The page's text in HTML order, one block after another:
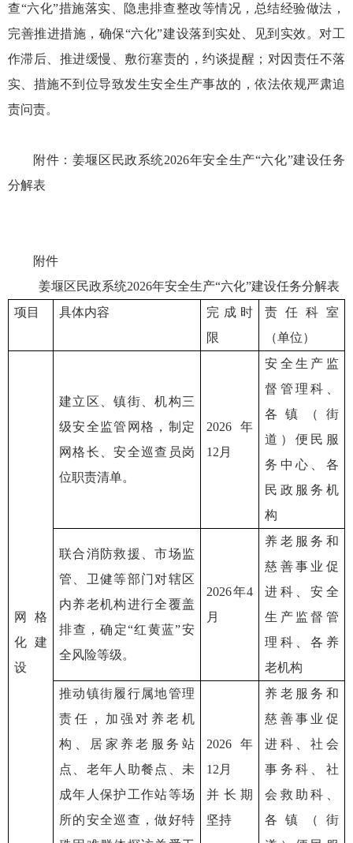
查“六化”措施落实、隐患排查整改等情况，总结经验做法，
完善推进措施，确保“六化”建设落到实处、见到实效。对工
作滞后、推进缓慢、敷衍塞责的，约谈提醒；对因责任不落
实、措施不到位导致发生安全生产事故的，依法依规严肃追
责问责。
附件：姜堰区民政系统2026年安全生产“六化”建设任务
分解表
附件
姜堰区民政系统2026年安全生产“六化”建设任务分解表
项目
具体内容
完成时
限
责任科室
（单位）
网格
化建
设
建立区、镇街、机构三
级安全监管网格，制定
网格长、安全巡查员岗
位职责清单。
2026年
12月
安全生产监
督管理科、
各镇（街
道）便民服
务中心、各
民政服务机
构
联合消防救援、市场监
管、卫健等部门对辖区
内养老机构进行全覆盖
排查，确定“红黄蓝”安
全风险等级。
2026年4
月
养老服务和
慈善事业促
进科、安全
生产监督管
理科、各养
老机构
推动镇街履行属地管理
责任，加强对养老机
构、居家养老服务站
点、老年人助餐点、未
成年人保护工作站等场
所的安全巡查，做好特
2026年
12月
并长期
坚持
养老服务和
慈善事业促
进科、社会
事务科、社
会救助科、
各镇（街